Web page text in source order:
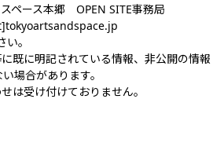
ペース本郷 OPEN SITE事務局
。
既に明記されている情報、非公開の情報
場合があります。
は受け付けておりません。